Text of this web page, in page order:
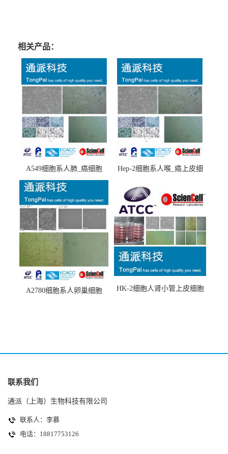
相关产品：
A549细胞系人肺_癌细胞
(A549细胞)
Hep-2细胞系人喉_癌上皮细
A2780细胞系人卵巢细胞
HK-2细胞人肾小管上皮细胞
联系我们
通派（上海）生物科技有限公司
联系人：李慕
电话：18817753126